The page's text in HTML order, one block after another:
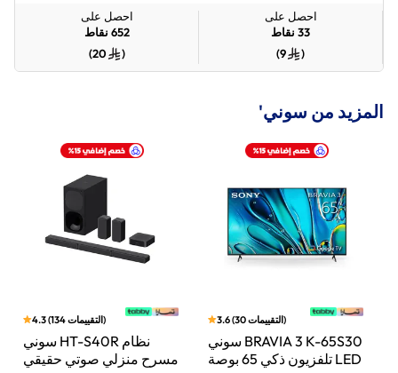
احصل على
33 نقاط
(
9
)
احصل على
652 نقاط
(
20
)
المزيد من سوني'
4.3(134التقييمات)
سوني HT-S40R نظام
مسرح منزلي صوتي حقيقي
3.6(30التقييمات)
سوني BRAVIA 3 K-65S30
تلفزيون ذكي 65 بوصة LED